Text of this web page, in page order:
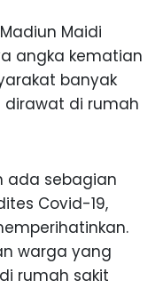
Maidi
angka kematian
banyak
dirawat di rumah
ada sebagian
Covid-19,
warga yang
rumah sakit